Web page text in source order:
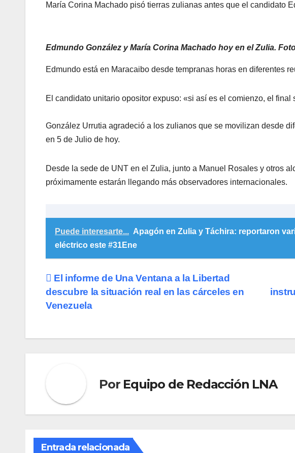
María Corina Machado pisó tierras zulianas antes que el candidato
Edmundo González y María Corina Machado hoy en el Zulia.
Edmundo está en Maracaibo desde tempranas horas en diferentes
El candidato unitario opositor expuso: «si así es el comienzo, el final
González Urrutia agradeció a los zulianos que se movilizan desde
en 5 de Julio de hoy.
Desde la sede de UNT en el Zulia, junto a Manuel Rosales y otros
próximamente estarán llegando más observadores internacionales.
Puede interesarte... Apagón en Zulia y Táchira: reportaron
eléctrico este #31Ene
Navegación
de
El informe de Una Ventana a la Libertad
descubre la situación real en las cárceles en
Venezuela
Por Equipo de Redacción LNA
Entrada relacionada